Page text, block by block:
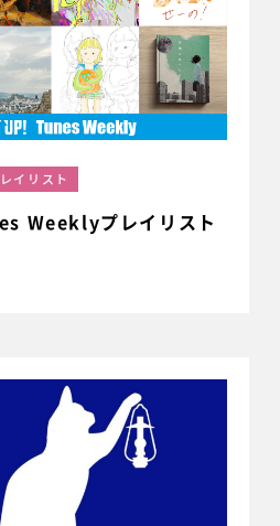
イリスト
Weeklyプレイリスト